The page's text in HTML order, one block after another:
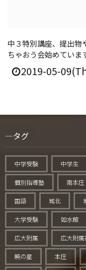
中３特別講座、提出物
ちゃおう会始めていま
2019-05-
タグ
中学受験 中学生
個別指導塾 南本庄
国語 城北
大学受験 如水館
広大附属 広大附属
暁の星 本庄